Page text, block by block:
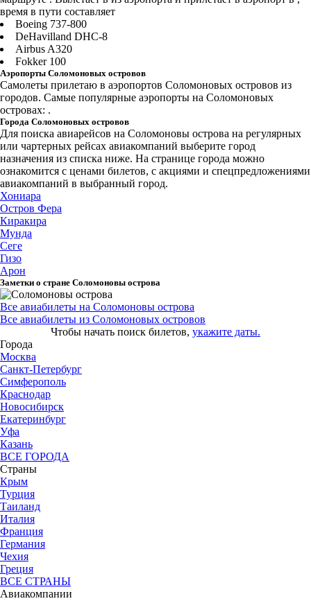
время в пути составляет
Boeing 737-800
DeHavilland DHC-8
Airbus A320
Fokker 100
Аэропорты Соломоновых островов
Самолеты прилетаю в аэропортов Соломоновых островов из
городов. Самые популярные аэропорты на Соломоновых
островах: .
Города Соломоновых островов
Для поиска авиарейсов на Соломоновы острова на регулярных
или чартерных рейсах авиакомпаний выберите город
назначения из списка ниже. На странице города можно
ознакомится с ценами билетов, с акциями и спецпредложениями
авиакомпаний в выбранный город.
Хониара
Остров Фера
Киракира
Мунда
Сеге
Гизо
Арон
Заметки о стране Соломоновы острова
Все авиабилеты на Соломоновы острова
Все авиабилеты из Соломоновых островов
Чтобы начать поиск билетов, укажите даты.
Города
Москва
Санкт-Петербург
Симферополь
Краснодар
Новосибирск
Екатеринбург
Уфа
Казань
ВСЕ ГОРОДА
Страны
Крым
Турция
Таиланд
Италия
Франция
Германия
Чехия
Греция
ВСЕ СТРАНЫ
Авиакомпании